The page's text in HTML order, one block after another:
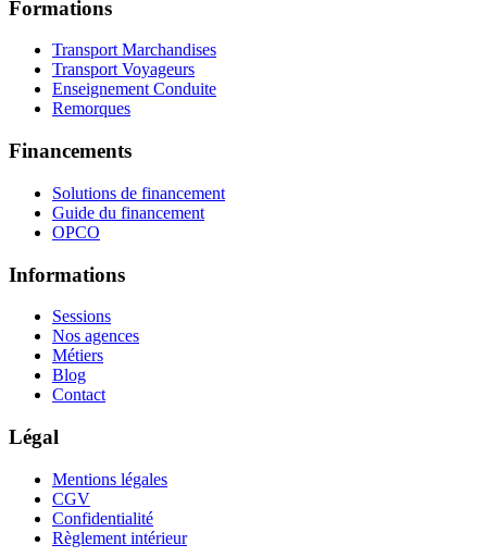
Formations
Transport Marchandises
Transport Voyageurs
Enseignement Conduite
Remorques
Financements
Solutions de financement
Guide du financement
OPCO
Informations
Sessions
Nos agences
Métiers
Blog
Contact
Légal
Mentions légales
CGV
Confidentialité
Règlement intérieur